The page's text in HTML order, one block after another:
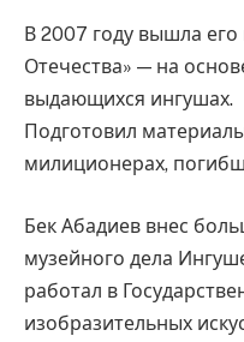
В 2007 году вышла
Отечества» — на
выдающихся ингушах.
Подготовил
милиционерах,
Бек Абадиев внес
музейного дела
работал в
изобразительных